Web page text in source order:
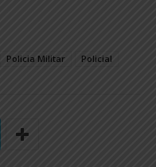
Policia Militar Policial